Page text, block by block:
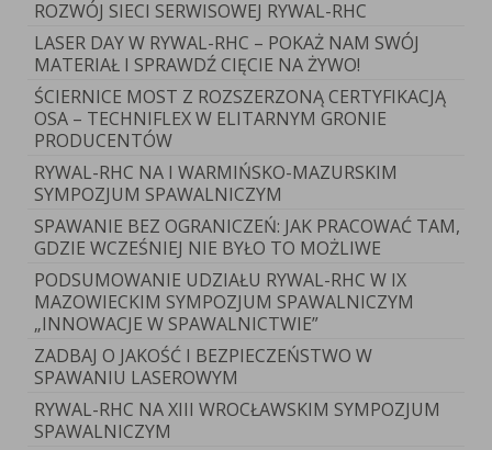
ROZWÓJ SIECI SERWISOWEJ RYWAL-RHC
LASER DAY W RYWAL-RHC – POKAŻ NAM SWÓJ
MATERIAŁ I SPRAWDŹ CIĘCIE NA ŻYWO!
ŚCIERNICE MOST Z ROZSZERZONĄ CERTYFIKACJĄ
OSA – TECHNIFLEX W ELITARNYM GRONIE
PRODUCENTÓW
RYWAL-RHC NA I WARMIŃSKO-MAZURSKIM
SYMPOZJUM SPAWALNICZYM
SPAWANIE BEZ OGRANICZEŃ: JAK PRACOWAĆ TAM,
GDZIE WCZEŚNIEJ NIE BYŁO TO MOŻLIWE
PODSUMOWANIE UDZIAŁU RYWAL-RHC W IX
MAZOWIECKIM SYMPOZJUM SPAWALNICZYM
„INNOWACJE W SPAWALNICTWIE”
ZADBAJ O JAKOŚĆ I BEZPIECZEŃSTWO W
SPAWANIU LASEROWYM
RYWAL-RHC NA XIII WROCŁAWSKIM SYMPOZJUM
SPAWALNICZYM